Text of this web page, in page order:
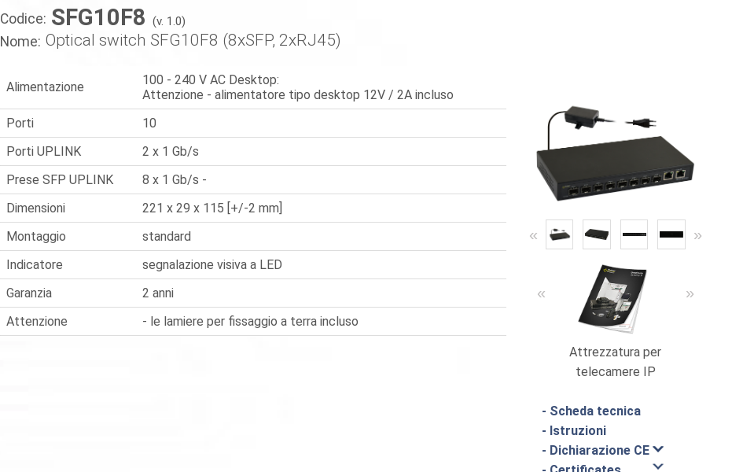
Codice: SFG10F8 (v. 1.0)
Nome: Optical switch SFG10F8 (8xSFP, 2xRJ45)
Alimentazione
100 - 240 V AC Desktop:
Attenzione - alimentatore tipo desktop 12V / 2A incluso
Porti
10
Porti UPLINK
2 x 1 Gb/s
Prese SFP UPLINK
8 x 1 Gb/s -
Dimensioni
221 x 29 x 115 [+/-2 mm]
Montaggio
standard
Indicatore
segnalazione visiva a LED
Garanzia
2 anni
Attenzione
- le lamiere per fissaggio a terra incluso
« »
Attrezzatura per
telecamere IP
« »
- Scheda tecnica
- Istruzioni
- Dichiarazione CE